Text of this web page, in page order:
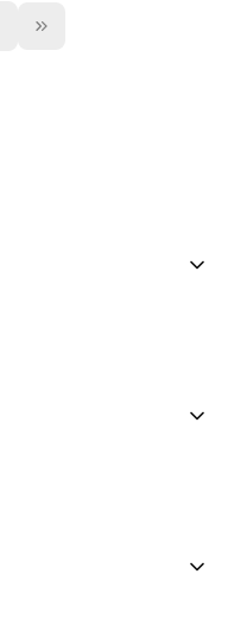
Przejdź do ostatniej